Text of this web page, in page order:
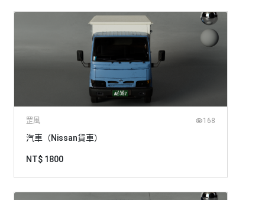
罡風 168
汽車（Nissan貨車）
NT$ 1800